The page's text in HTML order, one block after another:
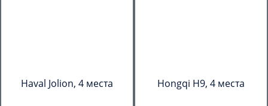
Haval Jolion, 4 места Hongqi H9, 4 места